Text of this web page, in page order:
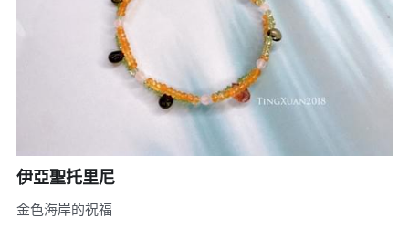
伊亞聖托里尼
金色海岸的祝福